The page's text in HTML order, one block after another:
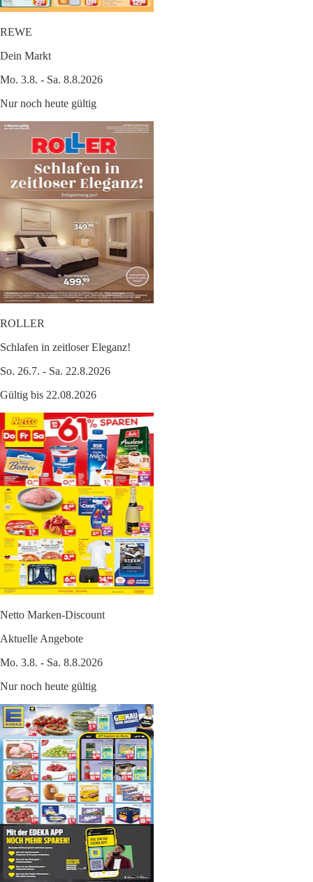
REWE
Dein Markt
Mo. 3.8. - Sa. 8.8.2026
Nur noch heute gültig
ROLLER
Schlafen in zeitloser Eleganz!
So. 26.7. - Sa. 22.8.2026
Gültig bis 22.08.2026
Netto Marken-Discount
Aktuelle Angebote
Mo. 3.8. - Sa. 8.8.2026
Nur noch heute gültig